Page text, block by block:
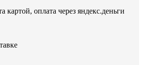
картой, оплата через яндекс.деньги